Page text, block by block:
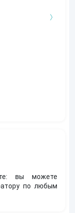
вы можете
по любым